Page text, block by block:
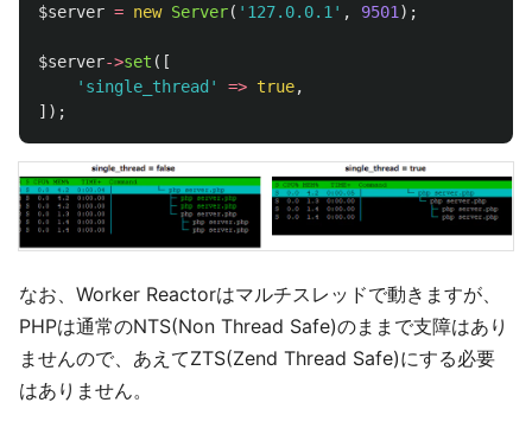
$server = new Server( '127.0.0.1' , 9501 );
$server->set ([
'single_thread'
=> true,
]);
なお、Worker Reactorはマルチスレッドで動きますが、
PHPは通常のNTS(Non Thread Safe)のままで支障はあり
ませんので、あえてZTS(Zend Thread Safe)にする必要
はありません。